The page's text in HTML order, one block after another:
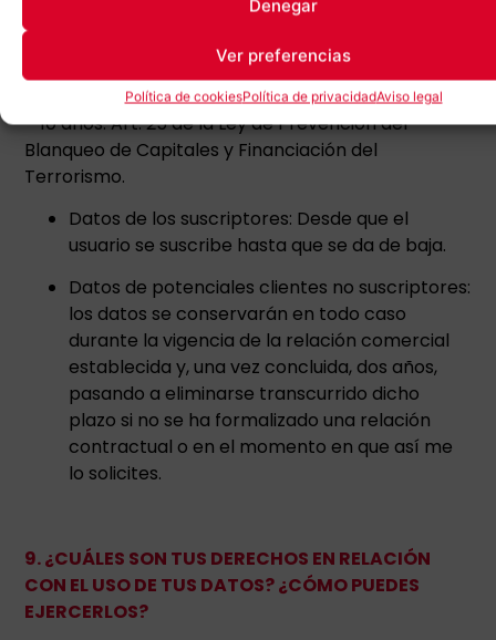
Denegar
Ver preferencias
Política de cookiesPolítica de privacidadAviso legal
personales sin plazo especial).
– 6 años: Art. 30 del Código de Comercio (libros de
contabilidad, facturas…).
– 10 años: Art. 25 de la Ley de Prevención del
Blanqueo de Capitales y Financiación del
Terrorismo.
Datos de los suscriptores: Desde que el
usuario se suscribe hasta que se da de baja.
Datos de potenciales clientes no suscriptores:
los datos se conservarán en todo caso
durante la vigencia de la relación comercial
establecida y, una vez concluida, dos años,
pasando a eliminarse transcurrido dicho
plazo si no se ha formalizado una relación
contractual o en el momento en que así me
lo solicites.
9. ¿CUÁLES SON TUS DERECHOS EN RELACIÓN
CON EL USO DE TUS DATOS? ¿CÓMO PUEDES
EJERCERLOS?